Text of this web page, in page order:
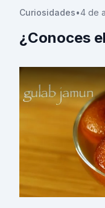
Curiosidades•4 de
¿Conoces